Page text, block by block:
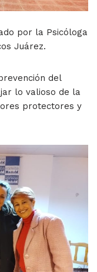
por la Psicóloga
Juárez.
del
lo valioso de la
protectores y